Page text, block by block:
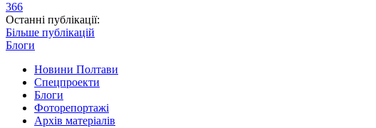
366
Останні публікації:
Більше публікацій
Блоги
Новини Полтави
Спецпроекти
Блоги
Фоторепортажі
Архів матеріалів